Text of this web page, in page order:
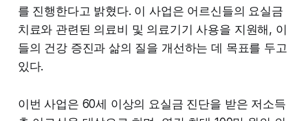
를 진행한다고 밝혔다. 이 사업은 어르신들의 요실금
치료와 관련된 의료비 및 의료기기 사용을 지원해, 이
들의 건강 증진과 삶의 질을 개선하는 데 목표를 두고
있다.
이번 사업은 60세 이상의 요실금 진단을 받은 저소득